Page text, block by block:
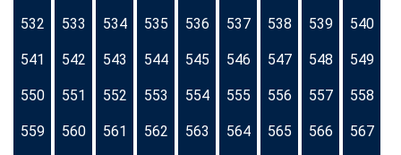
532 533 534 535 536 537 538 539 540
541 542 543 544 545 546 547 548 549
550 551 552 553 554 555 556 557 558
559 560 561 562 563 564 565 566 567